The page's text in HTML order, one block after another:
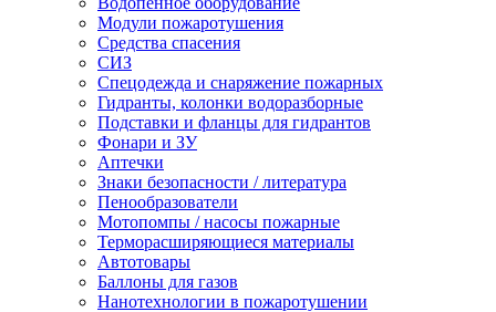
Модули пожаротушения
Средства спасения
СИЗ
Спецодежда и снаряжение пожарных
Гидранты, колонки водоразборные
Подставки и фланцы для гидрантов
Фонари и ЗУ
Аптечки
Знаки безопасности / литература
Пенообразователи
Мотопомпы / насосы пожарные
Терморасширяющиеся материалы
Автотовары
Баллоны для газов
Нанотехнологии в пожаротушении